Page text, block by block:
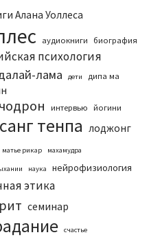
Алана Уоллеса
аудиокниги биография
психология
лама дети дипа ма
интервью йогини
тенпа лоджонг
матье рикар махамудра
наука нейрофизиология
этика
семинар
счастье